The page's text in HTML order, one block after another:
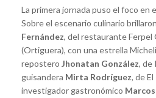
La primera jornada puso el foco en
Sobre el escenario culinario
Fernández, del restaurante Ferpel
(Ortiguera), con una estrella
repostero Jhonatan González, de
guisandera Mirta Rodríguez, de
investigador gastronómico